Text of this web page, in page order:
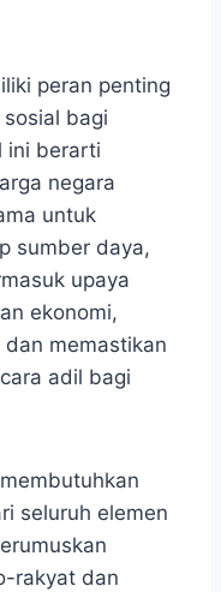
peran penting
bagi
ini berarti
negara
untuk
sumber daya,
upaya
ekonomi,
memastikan
adil bagi
seluruh elemen
rakyat dan